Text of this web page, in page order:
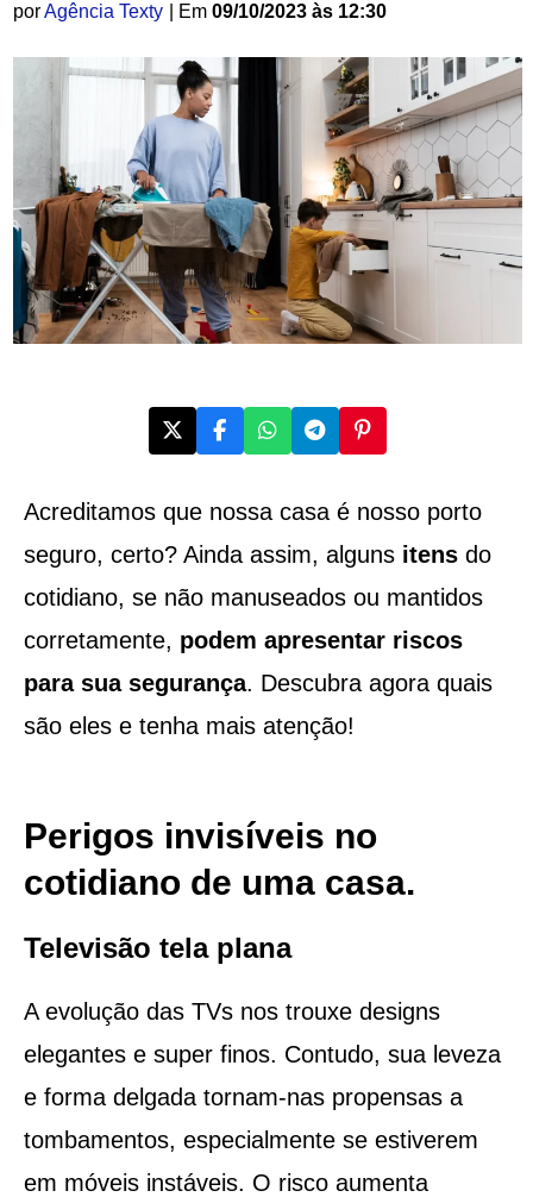
porAgência Texty | Em 09/10/2023 às 12:30
Acreditamos que nossa casa é nosso porto
seguro, certo? Ainda assim, alguns itensdo
cotidiano, se não manuseados ou mantidos
corretamente, podem apresentar riscos
para sua segurança. Descubra agora quais
são eles e tenha mais atenção!
Perigos invisíveis no
cotidiano de uma casa.
Televisão tela plana
A evolução das TVs nos trouxe designs
elegantes e super finos. Contudo, sua leveza
e forma delgada tornam-nas propensas a
tombamentos, especialmente se estiverem
em móveis instáveis. O risco aumenta